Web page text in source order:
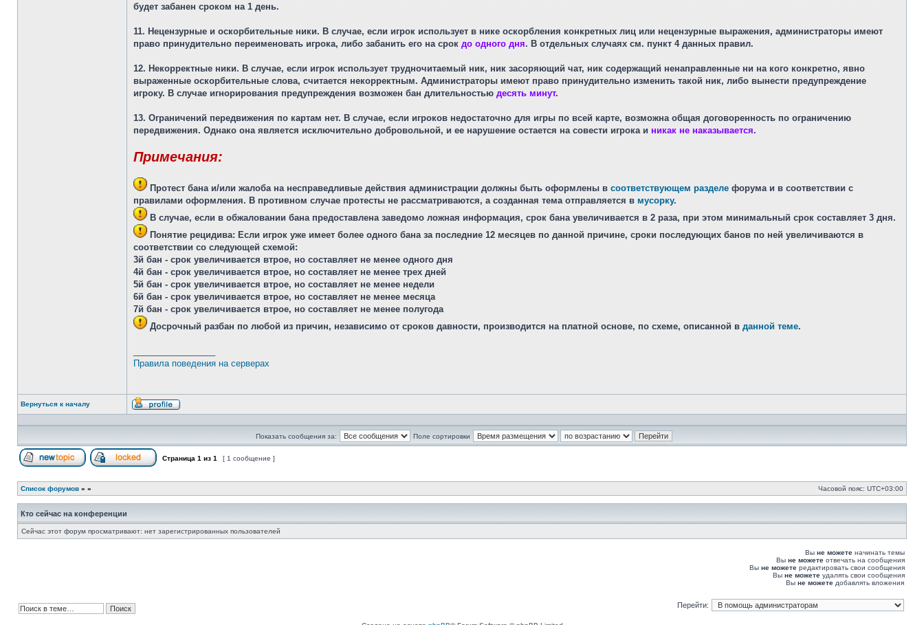
будет забанен сроком на 1 день.
11. Нецензурные и оскорбительные ники. В случае, если игрок использует в нике оскорбления конкретных лиц или нецензурные выражения, администраторы имеют
право принудительно переименовать игрока, либо забанить его на срок до одного дня. В отдельных случаях см. пункт 4 данных правил.
12. Некорректные ники. В случае, если игрок использует трудночитаемый ник, ник засоряющий чат, ник содержащий ненаправленные ни на кого конкретно, явно
выраженные оскорбительные слова, считается некорректным. Администраторы имеют право принудительно изменить такой ник, либо вынести предупреждение
игроку. В случае игнорирования предупреждения возможен бан длительностью десять минут.
13. Ограничений передвижения по картам нет. В случае, если игроков недостаточно для игры по всей карте, возможна общая договоренность по ограничению
передвижения. Однако она является исключительно добровольной, и ее нарушение остается на совести игрока и никак не наказывается.
Примечания:
Протест банаи/или жалоба на несправедливые действия администрации должны быть оформлены в соответствующем разделе форума и в соответствии с
правилами оформления. В противном случае протесты не рассматриваются, а созданная тема отправляется в мусорку.
В случае, если в обжаловании бана предоставлена заведомо ложная информация, срок бана увеличивается в 2 раза, при этом минимальный срок составляет 3 дня.
Понятие рецидива: Если игрок уже имеет более одного бана за последние 12 месяцев по данной причине, сроки последующих банов по ней увеличиваются в
соответствии со следующей схемой:
3й бан - срок увеличивается втрое, но составляет не менее одного дня
4й бан - срок увеличивается втрое, но составляет не менее трех дней
5й бан - срок увеличивается втрое, но составляет не менее недели
6й бан - срок увеличивается втрое, но составляет не менее месяца
7й бан - срок увеличивается втрое, но составляет не менее полугода
Досрочный разбан по любой из причин, независимо от сроков давности, производится на платной основе, по схеме, описанной в данной теме.
Правила поведения на серверах
Вернуться к началу
Профиль
Показать сообщения за: Поле сортировки
Страница 1 из 1 [ 1 сообщение ]
Список форумов » » Часовой пояс: UTC+03:00
Кто сейчас на конференции
Сейчас этот форум просматривают: нет зарегистрированных пользователей
Вы не можете начинать темы
Вы не можете отвечать на сообщения
Вы не можете редактировать свои сообщения
Вы не можете удалять свои сообщения
Вы не можете добавлять вложения
Перейти: